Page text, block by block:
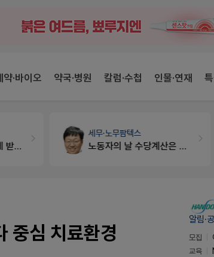
약·바이오 약국·병원 칼럼·수첩 인물·연재
노동자의 날 수당계산은 어떻게 되나요
약국법률법무법인 규원
문의합니다
중심 치료환경
알림·
모집
교육